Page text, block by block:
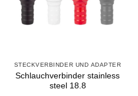
STECKVERBINDER UND ADAPTER
Schlauchverbinder stainless
steel 18.8